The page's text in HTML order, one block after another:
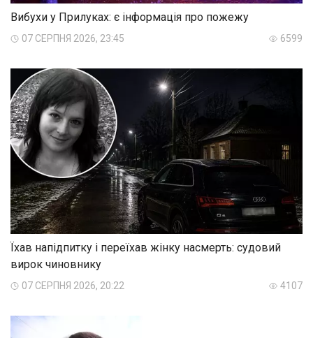
Вибухи у Прилуках: є інформація про пожежу
07 СЕРПНЯ 2026, 23:45 6599
Їхав напідпитку і переїхав жінку насмерть: судовий
вирок чиновнику
07 СЕРПНЯ 2026, 20:22 4107